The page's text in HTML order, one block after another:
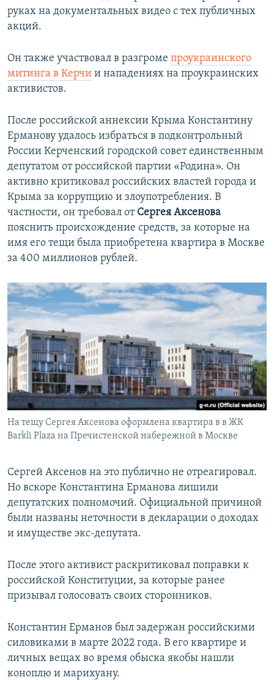
руках на документальных видео с тех публичных
акций.
Он также участвовал в разгроме проукраинского
митинга в Керчи и нападениях на проукраинских
активистов.
После российской аннексии Крыма Константину
Ерманову удалось избраться в подконтрольный
России Керченский городской совет единственным
депутатом от российской партии «Родина». Он
активно критиковал российских властей города и
Крыма за коррупцию и злоупотребления. В
частности, он требовал от Сергея Аксенова
пояснить происхождение средств, за которые на
имя его тещи была приобретена квартира в Москве
за 400 миллионов рублей.
На тещу Сергея Аксенова оформлена квартира в в ЖК
Barkli Plaza на Пречистенской набережной в Москве
Сергей Аксенов на это публично не отреагировал.
Но вскоре Константина Ерманова лишили
депутатских полномочий. Официальной причиной
были названы неточности в декларации о доходах
и имуществе экс-депутата.
После этого активист раскритиковал поправки к
российской Конституции, за которые ранее
призывал голосовать своих сторонников.
Константин Ерманов был задержан российскими
силовиками в марте 2022 года. В его квартире и
личных вещах во время обыска якобы нашли
коноплю и марихуану.